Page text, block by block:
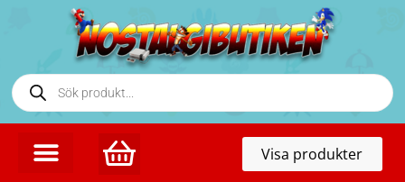
Visa produkter